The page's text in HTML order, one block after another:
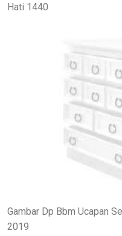
Hati 1440
Gambar Dp Bbm Ucapan
2019